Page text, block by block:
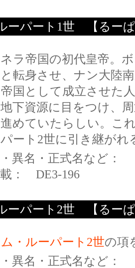
ーパート1世 【るー
ラ帝国の初代皇帝。
転身させ、ナン大陸
国として成立させた
下資源に目をつけ、
めていたらしい。こ
ート2世に引き継がれ
異名・正式名など：
： DE3-196
ーパート2世 【るー
・ルーパート2世の項
異名・正式名など：